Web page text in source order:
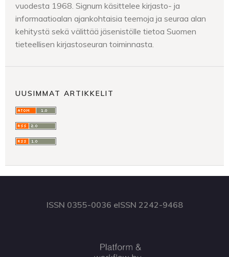
vuodesta 1968. Signum käsittelee kirjasto- ja
informaatioalan ajankohtaisia teemoja ja seuraa alan
kehitystä sekä välittää jäsenistölle tietoa Suomen
tieteellisen kirjastoseuran toiminnasta.
UUSIMMAT ARTIKKELIT
ISSN 0355-0036 eISSN 2242-9468